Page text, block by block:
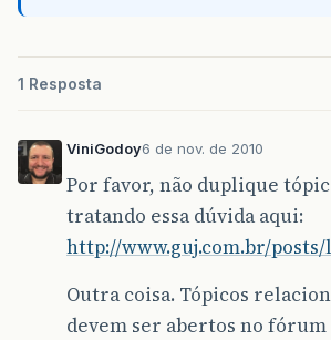
1 Resposta
ViniGodoy6 de nov. de 2010
Por favor, não duplique
tratando essa dúvida aqui:
http://www.guj.com.br/posts/
Outra coisa. Tópicos
devem ser abertos no